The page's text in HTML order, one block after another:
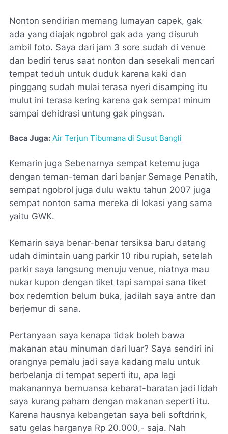
Nonton sendirian memang lumayan capek, gak
ada yang diajak ngobrol gak ada yang disuruh
ambil foto. Saya dari jam 3 sore sudah di venue
dan bediri terus saat nonton dan sesekali mencari
tempat teduh untuk duduk karena kaki dan
pinggang sudah mulai terasa nyeri disamping itu
mulut ini terasa kering karena gak sempat minum
sampai dehidrasi untung gak pingsan.
Baca Juga: Air Terjun Tibumana di Susut Bangli
Kemarin juga Sebenarnya sempat ketemu juga
dengan teman-teman dari banjar Semage Penatih,
sempat ngobrol juga dulu waktu tahun 2007 juga
sempat nonton sama mereka di lokasi yang sama
yaitu GWK.
Kemarin saya benar-benar tersiksa baru datang
udah dimintain uang parkir 10 ribu rupiah, setelah
parkir saya langsung menuju venue, niatnya mau
nukar kupon dengan tiket tapi sampai sana tiket
box redemtion belum buka, jadilah saya antre dan
berjemur di sana.
Pertanyaan saya kenapa tidak boleh bawa
makanan atau minuman dari luar? Saya sendiri ini
orangnya pemalu jadi saya kadang malu untuk
berbelanja di tempat seperti itu, apa lagi
makanannya bernuansa kebarat-baratan jadi lidah
saya kurang paham dengan makanan seperti itu.
Karena hausnya kebangetan saya beli softdrink,
satu gelas harganya Rp 20.000,- saja. Nah